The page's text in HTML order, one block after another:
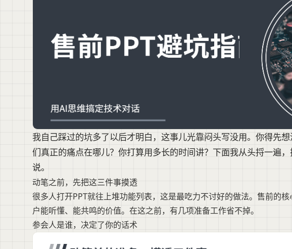
我自己踩过的坑多了以后才明白，这事儿光靠闷头写没用。你得先
们真正的痛点在哪儿？你打算用多长的时间讲？下面我从头捋一遍
说。
动笔之前，先把这三件事摸透
很多人打开PPT就往上堆功能列表，这是最吃力不讨好的做法。售前的
户能听懂、能共鸣的价值。在这之前，有几项准备工作省不掉。
参会人是谁，决定了你的话术